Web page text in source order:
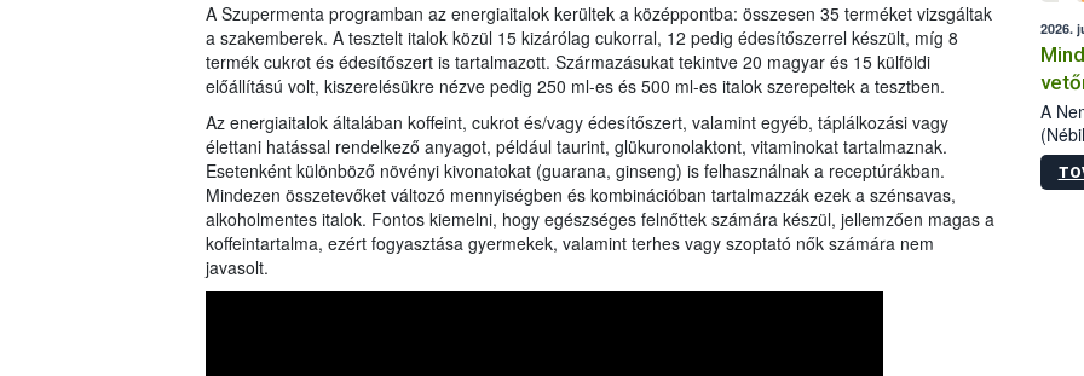
A Szupermenta programban az energiaitalok kerültek a középpontba: összesen 35 terméket vizsgáltak
a szakemberek. A tesztelt italok közül 15 kizárólag cukorral, 12 pedig édesítőszerrel készült, míg 8
termék cukrot és édesítőszert is tartalmazott. Származásukat tekintve 20 magyar és 15 külföldi
előállítású volt, kiszerelésükre nézve pedig 250 ml-es és 500 ml-es italok szerepeltek a tesztben.
Az energiaitalok általában koffeint, cukrot és/vagy édesítőszert, valamint egyéb, táplálkozási vagy
élettani hatással rendelkező anyagot, például taurint, glükuronolaktont, vitaminokat tartalmaznak.
Esetenként különböző növényi kivonatokat (guarana, ginseng) is felhasználnak a receptúrákban.
Mindezen összetevőket változó mennyiségben és kombinációban tartalmazzák ezek a szénsavas,
alkoholmentes italok. Fontos kiemelni, hogy egészséges felnőttek számára készül, jellemzően magas a
koffeintartalma, ezért fogyasztása gyermekek, valamint terhes vagy szoptató nők számára nem
javasolt.
2026.
A